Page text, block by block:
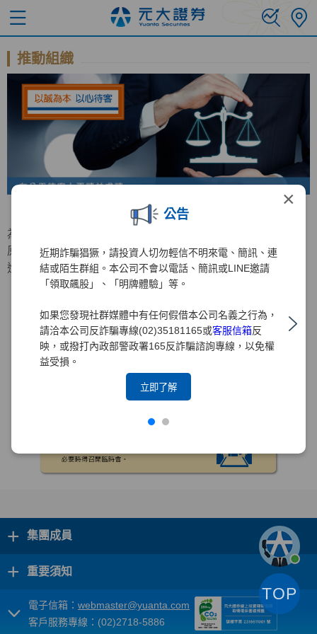
×
公告
近期詐騙猖獗，請投資人切勿輕信不明來電、簡訊、連
結或陌生群組。本公司不會以電話、簡訊或LINE邀請
「領取飆股」、「明牌體驗」等。
如果您發現社群媒體中有任何假借本公司名義之行為，
請洽本公司反詐騙專線(02)35181165或客服信箱反
映，或撥打內政部警政署165反詐騙諮詢專線，以免權
益受損。
立即了解
推動組織
為持續增進公平待客原則之推行，元大證券特成立公平待客
原則推行委員會，負責公平待客相關事務之規劃與檢討及精
進計畫之推動。
+ 集團成員
+ 重要須知
電子信箱： webmaster@yuanta.com
客戶服務專線：(02)2718-5886
TOP